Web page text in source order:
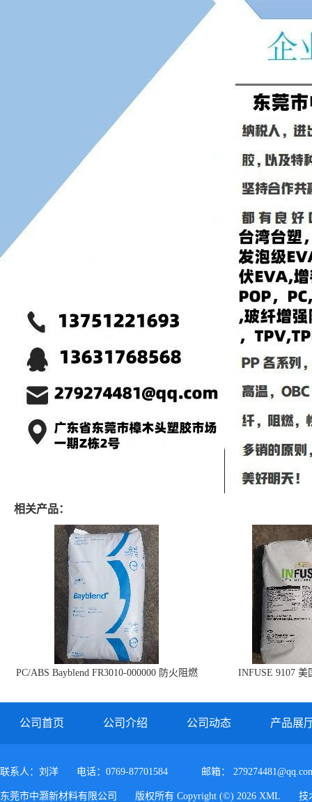
相关产品：
PC/ABS Bayblend FR3010-000000 防火阻燃
INFUSE 9107 美
公司首页 公司介绍 公司动态 产品展
联系人：刘洋 电话：0769-87701584 邮箱：
东莞市中灏新材料有限公司 版权所有 Copyright (©) 2026 XML 技